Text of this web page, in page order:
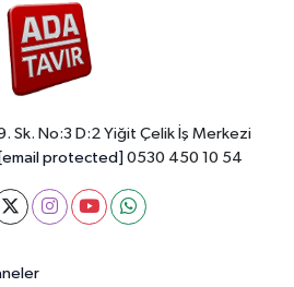
Sk. No:3 D:2 Yiğit Çelik İş Merkezi
[email protected] 0530 450 10 54